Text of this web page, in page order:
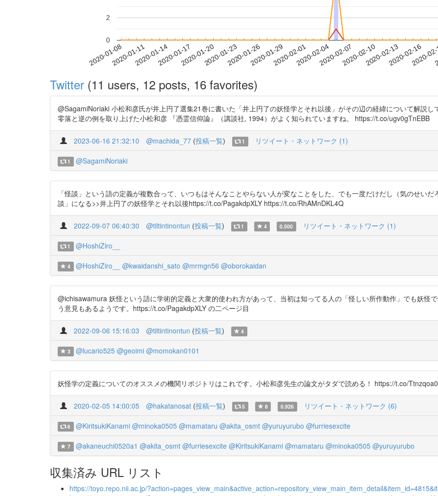
2020-01-082020-01-112020-01-142020-01-172020-01-202020-01-232020-01-262020-01-292020-02-012020-02-042020-02-072020-02-102020-02-132020-02-16
2020-
0
2
Twitter (11 users, 12 posts, 16 favorites)
@SagamiNoriaki 小松和彦氏が井上円了選集21巻に書いた「井上円了の妖怪学とそれ以後」がその辺の経緯について解説し
零落と逆の例を取り上げた小松和彦 『憑霊信仰論』（講談社, 1994）がよく知られていますね。 https://t.co/ugv0gTnEBB
2023-06-16 21:32:10 @machida_77 (投稿一覧) 1 リツイート・ネットワーク (1)
1 @SagamiNoriaki
「怪談」という語の定義が複数合って、いつもはそんなことやらない人が変なことをした、でも一度だけだし（気のせい
談」になる>>井上円了の妖怪学とそれ以後https://t.co/PagakdpXLY https://t.co/RhAMnDKL4Q
2022-09-07 06:40:30 @tiltintinontun (投稿一覧) 1 4 0.500 リツイート・ネットワーク (1)
1 @HoshiZiro__
4 @HoshiZiro__ @kwaidanshi_sato @mrmgn56 @oborokaidan
@ichisawamura 妖怪という語に学術的定義と大衆的使われ方があって、当初は知ってる人の「怪しい所作動作」でも妖怪
う意見もあるようです。https://t.co/PagakdpXLY の二ページ目
2022-09-06 15:16:03 @tiltintinontun (投稿一覧) 4
3 @lucario525 @geoimi @momokan0101
妖怪学の定義についてのオススメの機関リポジトリはこれです。小松和彦先生の論文がタダで読める！ https://t.co/
2020-02-05 14:00:05 @hakatanosat (投稿一覧) 5 8 0.926 リツイート・ネットワーク (6)
6 @KiritsukiKanami @minoka0505 @mamataru @akita_osmt @yuruyurubo @furriesexcite
7 @akaneuchi0520a1 @akita_osmt @furriesexcite @KiritsukiKanami @mamataru @minoka0505 @yuruyurubo
収集済み URL リスト
https://toyo.repo.nii.ac.jp/